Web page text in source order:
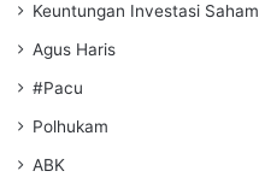
Keuntungan Investasi Saham
Agus Haris
#Pacu
Polhukam
ABK